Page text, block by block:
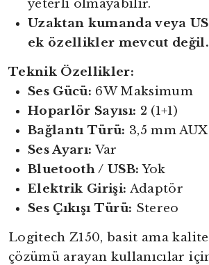
yeterli olmayabilir.
Uzaktan kumanda veya
ek özellikler mevcut değil.
Teknik Özellikler:
Ses Gücü: 6W Maksimum
Hoparlör Sayısı: 2 (1+1)
Bağlantı Türü: 3,5 mm AUX
Ses Ayarı: Var
Bluetooth / USB: Yok
Elektrik Girişi: Adaptör
Ses Çıkışı Türü: Stereo
Logitech Z150, basit ama
çözümü arayan kullanıcılar